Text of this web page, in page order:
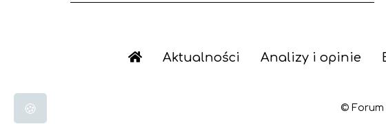
Aktualności Analizy i opinie
© Forum
🍪